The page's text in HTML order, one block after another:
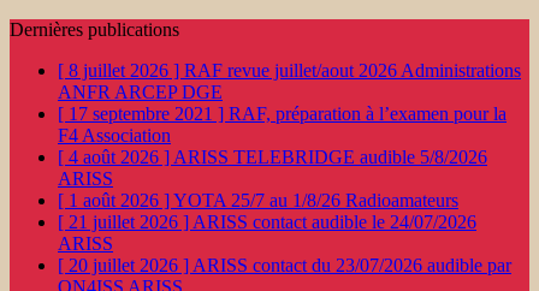
Dernières publications
[ 8 juillet 2026 ] RAF revue juillet/aout 2026 Administrations
ANFR ARCEP DGE
[ 17 septembre 2021 ] RAF, préparation à l’examen pour la
F4 Association
[ 4 août 2026 ] ARISS TELEBRIDGE audible 5/8/2026
ARISS
[ 1 août 2026 ]YOTA 25/7 au 1/8/26 Radioamateurs
[ 21 juillet 2026 ] ARISS contact audible le 24/07/2026
ARISS
[ 20 juillet 2026 ] ARISS contact du 23/07/2026 audible par
ON4ISS ARISS